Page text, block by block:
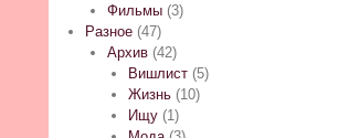
Фильмы(3)
Разное (47)
Архив(42)
Вишлист (5)
Жизнь (10)
Ищу (1)